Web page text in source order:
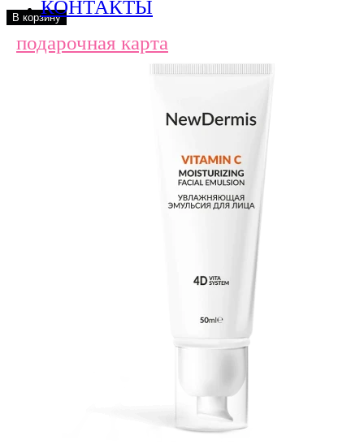
КОНТАКТЫ
подарочная карта
В корзину